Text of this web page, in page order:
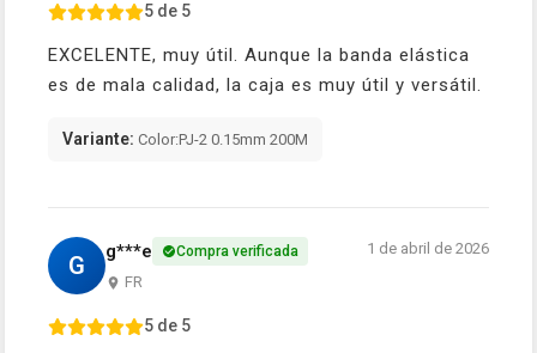
5 de 5
EXCELENTE, muy útil. Aunque la banda elástica
es de mala calidad, la caja es muy útil y versátil.
Variante: Color:PJ-2 0.15mm 200M
G g***e Compra verificada
FR
1 de abril de 2026
5 de 5